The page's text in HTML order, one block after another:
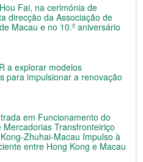
Fai, na cerimónia de
direcção da Associação de
Macau e no 10.º aniversário
a explorar modelos
para impulsionar a renovação
em Funcionamento do
Transfronteiriço
Zhuhai-Macau Impulso à
entre Hong Kong e Macau